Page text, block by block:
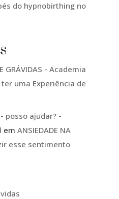
do hypnobirthing no
GRÁVIDAS - Academia
ter uma Experiência de
- posso ajudar? -
em ANSIEDADE NA
esse sentimento